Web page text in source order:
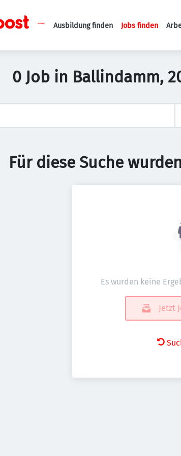
Haupt-
Ausbildung finden Jobs finden
0 Job in Ballindamm,
Für diese Suche
Es wurden keine
Jetzt